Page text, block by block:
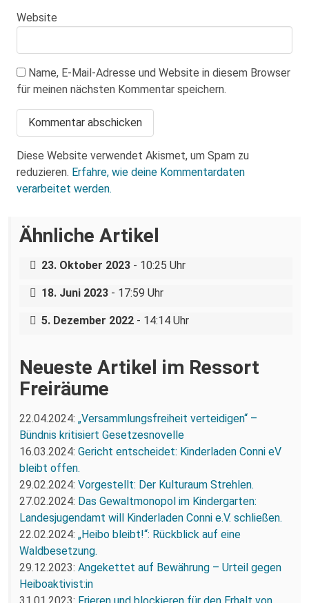
Website
Name, E-Mail-Adresse und Website in diesem Browser
für meinen nächsten Kommentar speichern.
Diese Website verwendet Akismet, um Spam zu
reduzieren. Erfahre, wie deine Kommentardaten
verarbeitet werden.
Ähnliche Artikel
Status Quo: „Für ein Dresden, das den
23. Oktober 2023 - 10:25 Uhr
Umwelt, Klima, Landwirtschaft und
18. Juni 2023 - 17:59 Uhr
SolidarischeA ktion auf dem Dresdner
5. Dezember 2022 - 14:14 Uhr
Neueste Artikel im Ressort
Freiräume
22.04.2024: „Versammlungsfreiheit verteidigen“ –
Bündnis kritisiert Gesetzesnovelle
16.03.2024: Gericht entscheidet: Kinderladen Conni eV
bleibt offen.
29.02.2024: Vorgestellt: Der Kulturaum Strehlen.
27.02.2024: Das Gewaltmonopol im Kindergarten:
Landesjugendamt will Kinderladen Conni e.V. schließen.
22.02.2024: „Heibo bleibt!“: Rückblick auf eine
Waldbesetzung.
29.12.2023: Angekettet auf Bewährung – Urteil gegen
Heiboaktivist:in